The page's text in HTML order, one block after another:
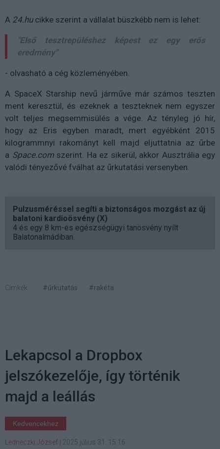
A 24.hucikke szerint a vállalat büszkébb nem is lehet:
"Első tesztrepüléshez képest ez egy erős
eredmény"
- olvasható a cég közleményében.
A SpaceX Starship nevű járműve már számos teszten
ment keresztül, és ezeknek a teszteknek nem egyszer
volt teljes megsemmisülés a vége. Az tényleg jó hír,
hogy az Eris egyben maradt, mert egyébként 2015
kilogrammnyi rakományt kell majd eljuttatnia az űrbe
a Space.comszerint. Ha ez sikerül, akkor Ausztrália egy
valódi tényezővé fválhat az űrkutatási versenyben.
Pulzusméréssel segíti a biztonságos mozgást az új
balatoni kardioösvény (X)
4 és egy 8 km-es egészségügyi tanösvény nyílt
Balatonalmádiban.
Címkék: #űrkutatás #rakéta
Lekapcsol a Dropbox
jelszókezelője, így történik
majd a leállás
Kedvencekhez
Ledneczki József 2025 július 31. 15:16